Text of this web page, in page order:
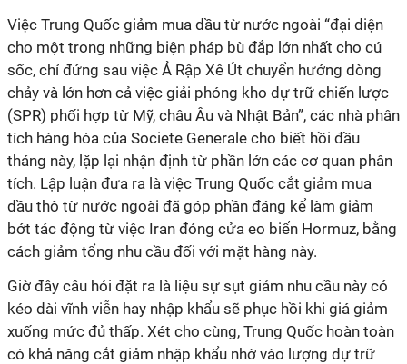
Việc Trung Quốc giảm mua dầu từ nước ngoài “đại diện
cho một trong những biện pháp bù đắp lớn nhất cho cú
sốc, chỉ đứng sau việc Ả Rập Xê Út chuyển hướng dòng
chảy và lớn hơn cả việc giải phóng kho dự trữ chiến lược
(SPR) phối hợp từ Mỹ, châu Âu và Nhật Bản”, các nhà phân
tích hàng hóa của Societe Generale cho biết hồi đầu
tháng này, lặp lại nhận định từ phần lớn các cơ quan phân
tích. Lập luận đưa ra là việc Trung Quốc cắt giảm mua
dầu thô từ nước ngoài đã góp phần đáng kể làm giảm
bớt tác động từ việc Iran đóng cửa eo biển Hormuz, bằng
cách giảm tổng nhu cầu đối với mặt hàng này.
Giờ đây câu hỏi đặt ra là liệu sự sụt giảm nhu cầu này có
kéo dài vĩnh viễn hay nhập khẩu sẽ phục hồi khi giá giảm
xuống mức đủ thấp. Xét cho cùng, Trung Quốc hoàn toàn
có khả năng cắt giảm nhập khẩu nhờ vào lượng dự trữ